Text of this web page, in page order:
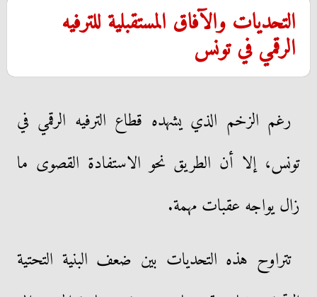
التحديات والآفاق المستقبلية للترفيه
الرقمي في تونس
رغم الزخم الذي يشهده قطاع الترفيه الرقمي في
تونس، إلا أن الطريق نحو الاستفادة القصوى ما
زال يواجه عقبات مهمة.
تتراوح هذه التحديات بين ضعف البنية التحتية